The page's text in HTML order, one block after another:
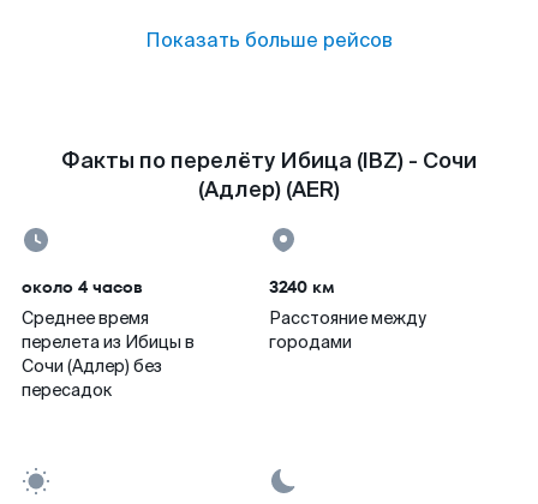
Показать больше рейсов
Факты по перелёту Ибица (IBZ) - Сочи
(Адлер) (AER)
около 4 часов
Среднее время
перелета из Ибицы в
Сочи (Адлер) без
пересадок
3240 км
Расстояние между
городами